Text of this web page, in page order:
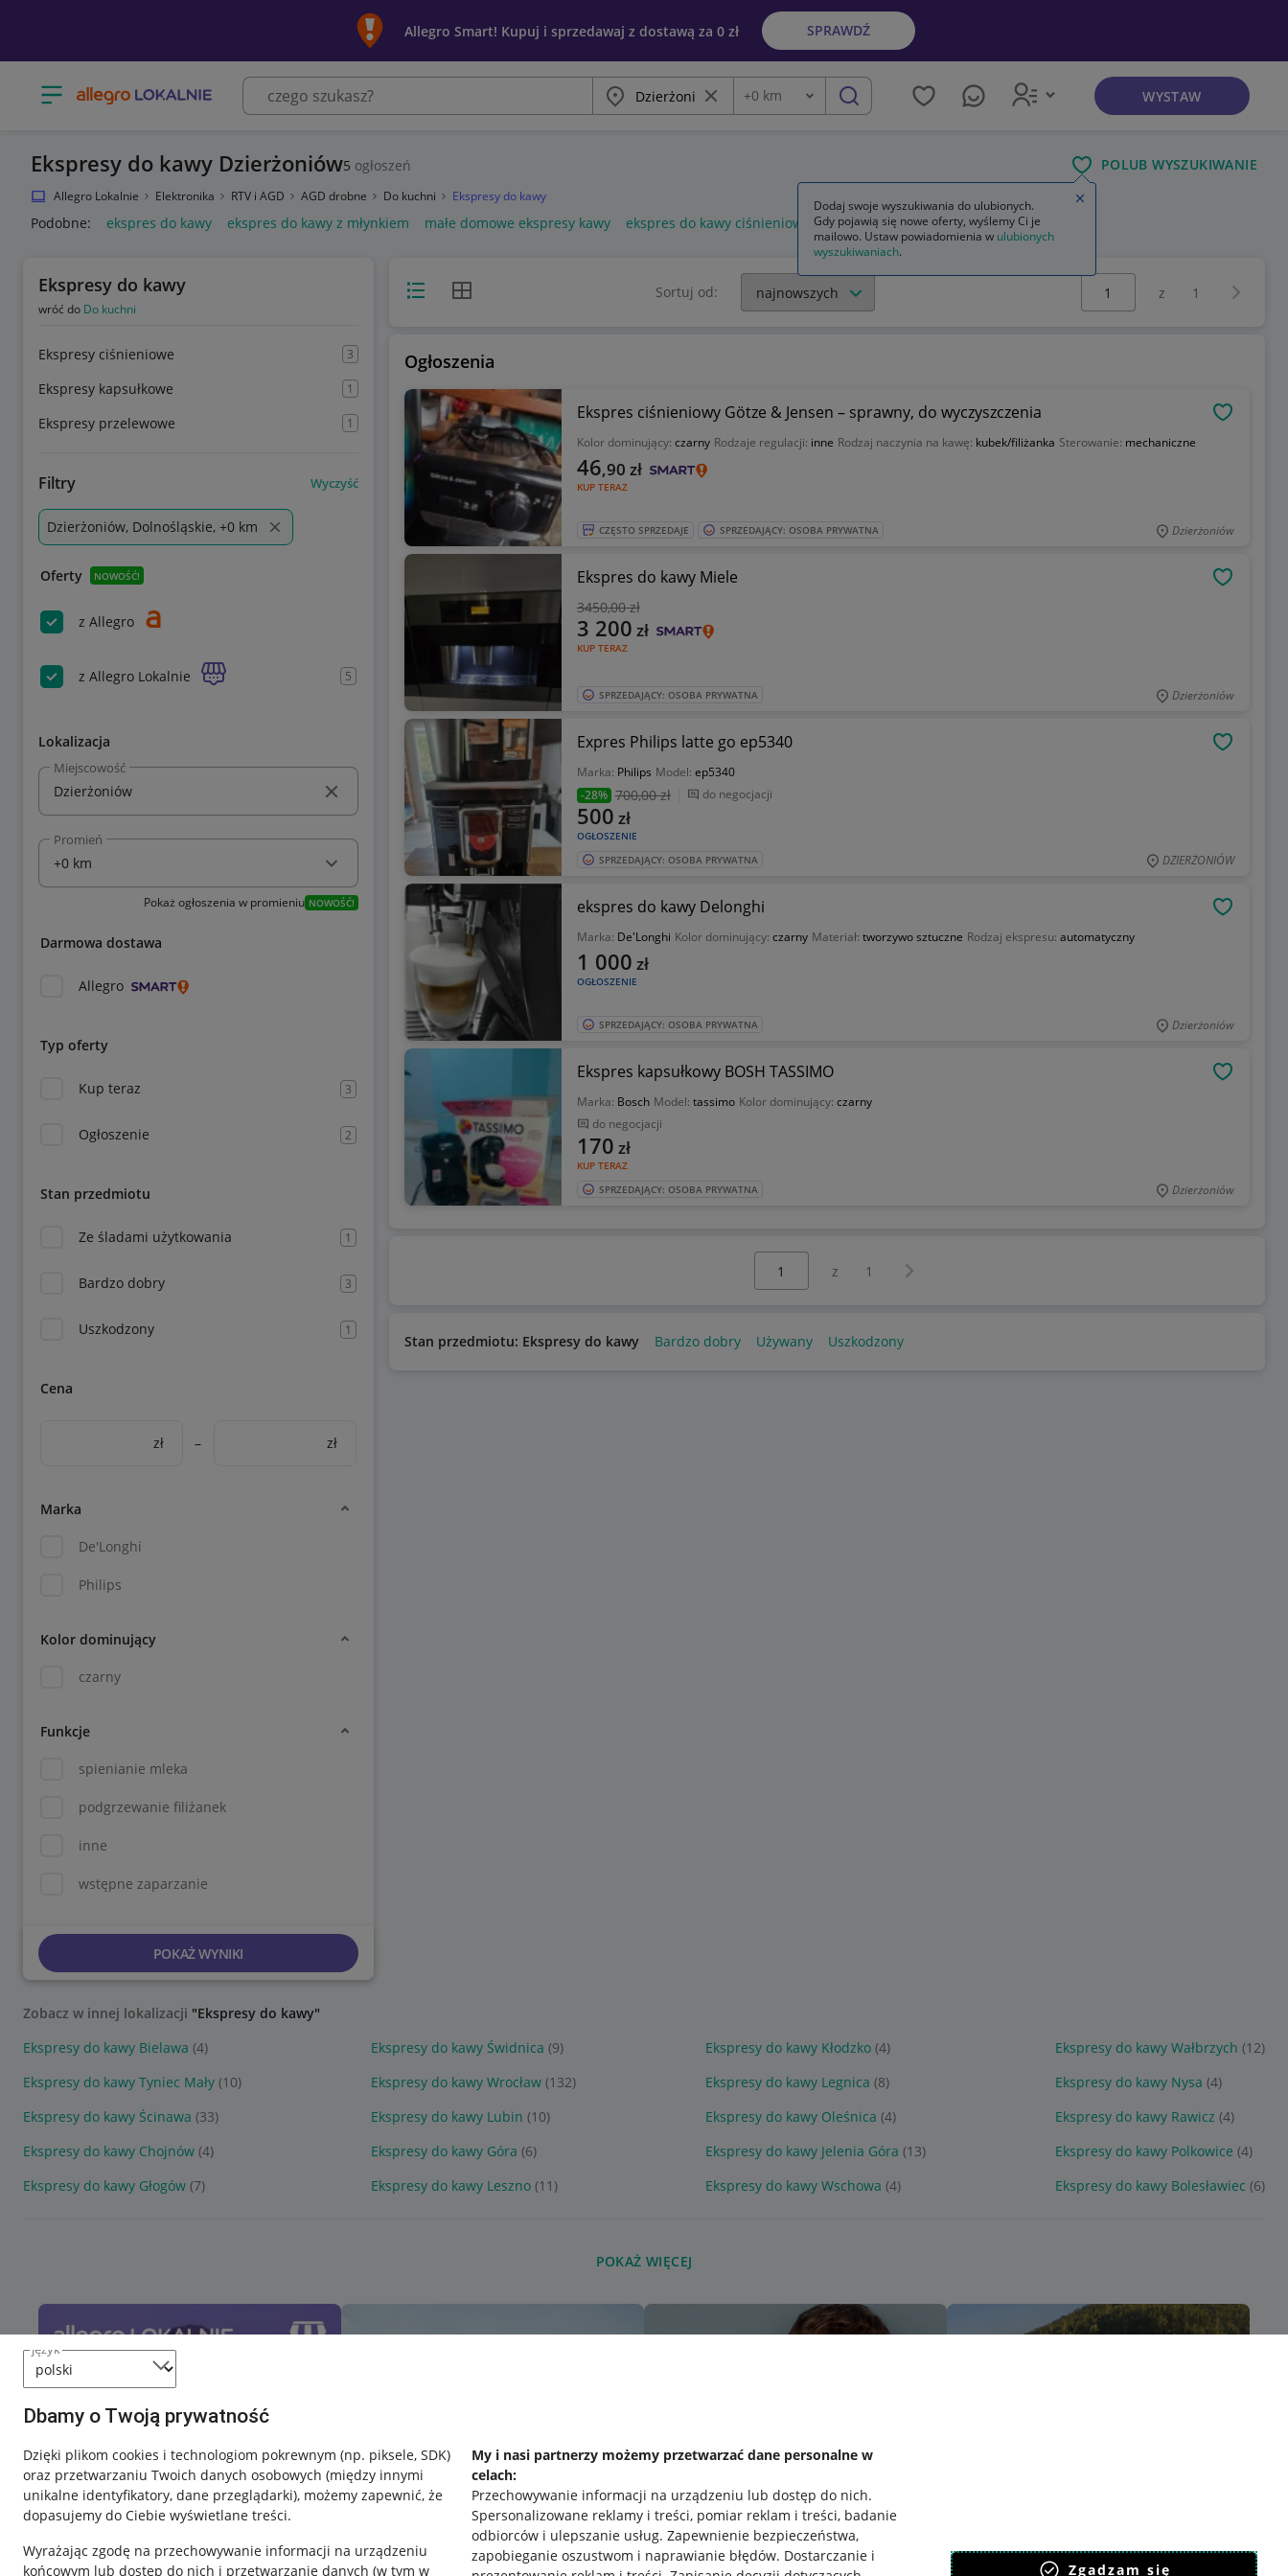
język
Dbamy o Twoją prywatność
Dzięki plikom cookies i technologiom pokrewnym (np. piksele, SDK)
oraz przetwarzaniu Twoich danych osobowych (między innymi
unikalne identyfikatory, dane przeglądarki), możemy zapewnić, że
dopasujemy do Ciebie wyświetlane treści.
Wyrażając zgodę na przechowywanie informacji na urządzeniu
końcowym lub dostęp do nich i przetwarzanie danych (w tym w
My i nasi partnerzy możemy przetwarzać dane personalne w
celach:
Przechowywanie informacji na urządzeniu lub dostęp do nich.
Spersonalizowane reklamy i treści, pomiar reklam i treści, badanie
odbiorców i ulepszanie usług. Zapewnienie bezpieczeństwa,
zapobieganie oszustwom i naprawianie błędów. Dostarczanie i
Zgadzam się
Allegro Smart! Kupuj i sprzedawaj z dostawą za 0 zł SPRAWDŹ
Otwórz menu z kategoriami Miasto Wyczyść frazę
Odległość
+0 km szukaj WYSTAW
Ekspresy do kawy Dzierżoniów5 ogłoszeń POLUB WYSZUKIWANIE
Allegro Lokalnie Elektronika RTV i AGD AGD drobne Do kuchni Ekspresy do kawy
Podobne: ekspres do kawy ekspres do kawy z młynkiem małe domowe ekspresy kawy ekspres do kawy ciśnieniowy ekspres do kawy siemens
Ekspresy do kawy
wróć do Do kuchni
Ekspresy ciśnieniowe 3
Ekspresy kapsułkowe 1
Ekspresy przelewowe 1
Filtry Wyczyść
Dzierżoniów, Dolnośląskie, +0 km
Oferty NOWOŚĆ!
z Allegro
z Allegro Lokalnie 5
Lokalizacja
Miejscowość
Promień
Pokaż ogłoszenia w promieniu NOWOŚĆ!
Darmowa dostawa
Allegro
Typ oferty
Kup teraz 3
Ogłoszenie 2
Stan przedmiotu
Ze śladami użytkowania 1
Bardzo dobry 3
Uszkodzony 1
Cena
zł – zł
Marka
De'Longhi
Philips
Kolor dominujący
czarny
Funkcje
spienianie mleka
podgrzewanie filiżanek
inne
wstępne zaparzanie
POKAŻ WYNIKI
Widok listyWidok siatki Sortuj od:
Wybierz stronę:
z 1
Ogłoszenia
Ekspres ciśnieniowy Götze & Jensen – sprawny, do wyczyszczenia
Kolor dominujący: czarny Rodzaje regulacji: inne Rodzaj naczynia na kawę: kubek/filiżanka Sterowanie: mechaniczne
KUP TERAZ
46,90 zł
CZĘSTO SPRZEDAJE SPRZEDAJĄCY: OSOBA PRYWATNA Dzierżoniów
Ekspres do kawy Miele
3450,00 zł
KUP TERAZ
3 200 zł
SPRZEDAJĄCY: OSOBA PRYWATNA Dzierżoniów
Expres Philips latte go ep5340
Marka: Philips Model: ep5340
-28% 700,00 zł do negocjacji
OGŁOSZENIE
500 zł
SPRZEDAJĄCY: OSOBA PRYWATNA DZIERŻONIÓW
ekspres do kawy Delonghi
Marka: De'Longhi Kolor dominujący: czarny Materiał: tworzywo sztuczne Rodzaj ekspresu: automatyczny
OGŁOSZENIE
1 000 zł
SPRZEDAJĄCY: OSOBA PRYWATNA Dzierżoniów
Ekspres kapsułkowy BOSH TASSIMO
Marka: Bosch Model: tassimo Kolor dominujący: czarny
do negocjacji
KUP TERAZ
170 zł
SPRZEDAJĄCY: OSOBA PRYWATNA Dzierżoniów
z 1 Następna strona
Stan przedmiotu: Ekspresy do kawy Bardzo dobry Używany Uszkodzony
Zobacz w innej lokalizacji "Ekspresy do kawy"
Ekspresy do kawy Bielawa (4) Ekspresy do kawy Świdnica (9) Ekspresy do kawy Kłodzko (4) Ekspresy do kawy Wałbrzych (12)
Ekspresy do kawy Tyniec Mały (10) Ekspresy do kawy Wrocław (132) Ekspresy do kawy Legnica (8) Ekspresy do kawy Nysa (4)
Ekspresy do kawy Ścinawa (33) Ekspresy do kawy Lubin (10) Ekspresy do kawy Oleśnica (4) Ekspresy do kawy Rawicz (4)
Ekspresy do kawy Chojnów (4) Ekspresy do kawy Góra (6) Ekspresy do kawy Jelenia Góra (13) Ekspresy do kawy Polkowice (4)
Ekspresy do kawy Głogów (7) Ekspresy do kawy Leszno (11) Ekspresy do kawy Wschowa (4) Ekspresy do kawy Bolesławiec (6)
POKAŻ WIĘCEJ
Dodaj swoje wyszukiwania do ulubionych.
Gdy pojawią się nowe oferty, wyślemy Ci je
mailowo. Ustaw powiadomienia w ulubionych
wyszukiwaniach.
Zamknij wskazówkę